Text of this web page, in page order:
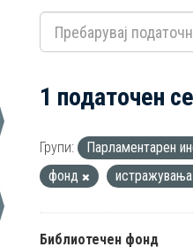
1 податочен
Групи: Парламентарен
фонд
истражувања
Библиотечен фонд